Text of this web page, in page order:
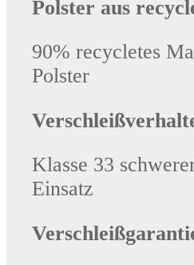
Polster aus
90% recycletes
Polster
Klasse 33
Einsatz